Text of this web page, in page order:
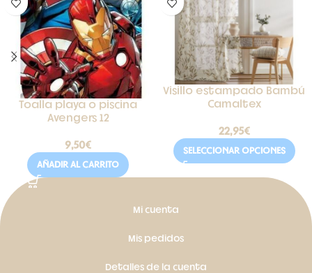
Toalla playa o piscina
Avengers 12
9,50€
AÑADIR AL CARRITO
Visillo estampado Bambú
Camaltex
22,95€
SELECCIONAR OPCIONES
Mi cuenta
Mis pedidos
Detalles de la cuenta